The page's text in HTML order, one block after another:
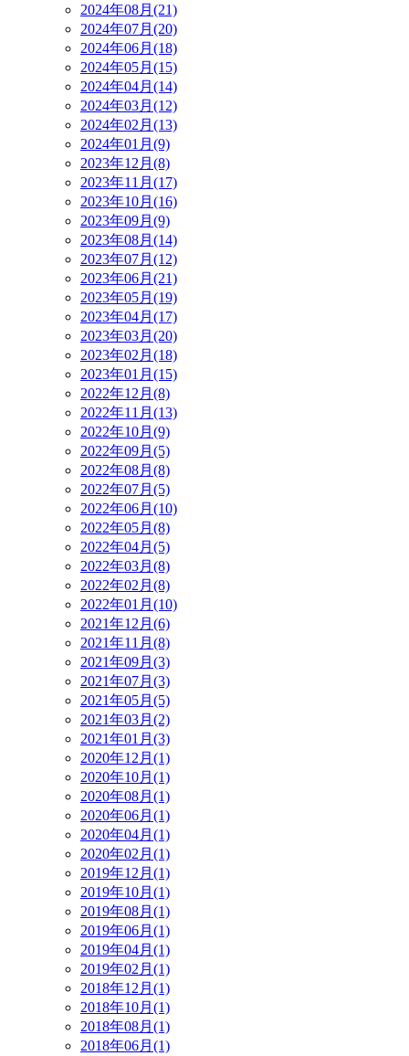
2024年08月(21)
2024年07月(20)
2024年06月(18)
2024年05月(15)
2024年04月(14)
2024年03月(12)
2024年02月(13)
2024年01月(9)
2023年12月(8)
2023年11月(17)
2023年10月(16)
2023年09月(9)
2023年08月(14)
2023年07月(12)
2023年06月(21)
2023年05月(19)
2023年04月(17)
2023年03月(20)
2023年02月(18)
2023年01月(15)
2022年12月(8)
2022年11月(13)
2022年10月(9)
2022年09月(5)
2022年08月(8)
2022年07月(5)
2022年06月(10)
2022年05月(8)
2022年04月(5)
2022年03月(8)
2022年02月(8)
2022年01月(10)
2021年12月(6)
2021年11月(8)
2021年09月(3)
2021年07月(3)
2021年05月(5)
2021年03月(2)
2021年01月(3)
2020年12月(1)
2020年10月(1)
2020年08月(1)
2020年06月(1)
2020年04月(1)
2020年02月(1)
2019年12月(1)
2019年10月(1)
2019年08月(1)
2019年06月(1)
2019年04月(1)
2019年02月(1)
2018年12月(1)
2018年10月(1)
2018年08月(1)
2018年06月(1)